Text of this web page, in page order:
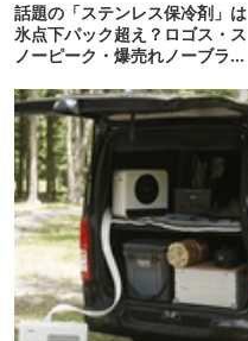
話題の「ステンレス保冷剤」は
氷点下パック超え？ロゴス・ス
ノーピーク・爆売れノーブラン